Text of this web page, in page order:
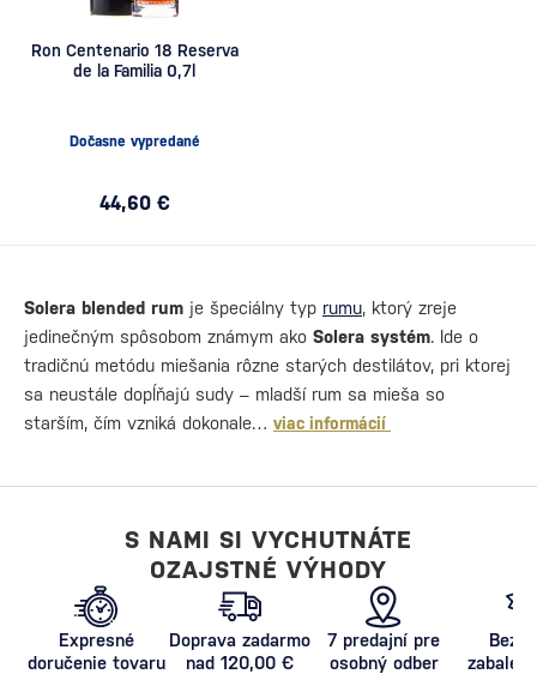
Ron Centenario 18 Reserva
de la Familia 0,7l
Dočasne vypredané
44,60 €
Solera blended rum je špeciálny typ rumu, ktorý zreje
jedinečným spôsobom známym ako Solera systém. Ide o
tradičnú metódu miešania rôzne starých destilátov, pri ktorej
sa neustále dopĺňajú sudy – mladší rum sa mieša so
starším, čím vzniká dokonale… viac informácií
S NAMI SI VYCHUTNÁTE
OZAJSTNÉ VÝHODY
Expresné
doručenie tovaru
Doprava zadarmo
nad 120,00 €
7 predajní pre
osobný odber